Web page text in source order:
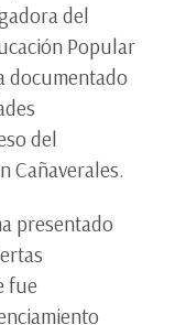
del
Popular
documentado
del
Cañaverales.
presentado
fue